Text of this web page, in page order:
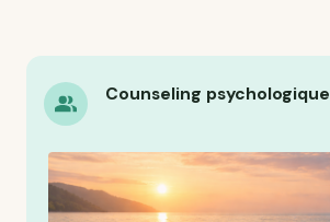
Counseling psychologique